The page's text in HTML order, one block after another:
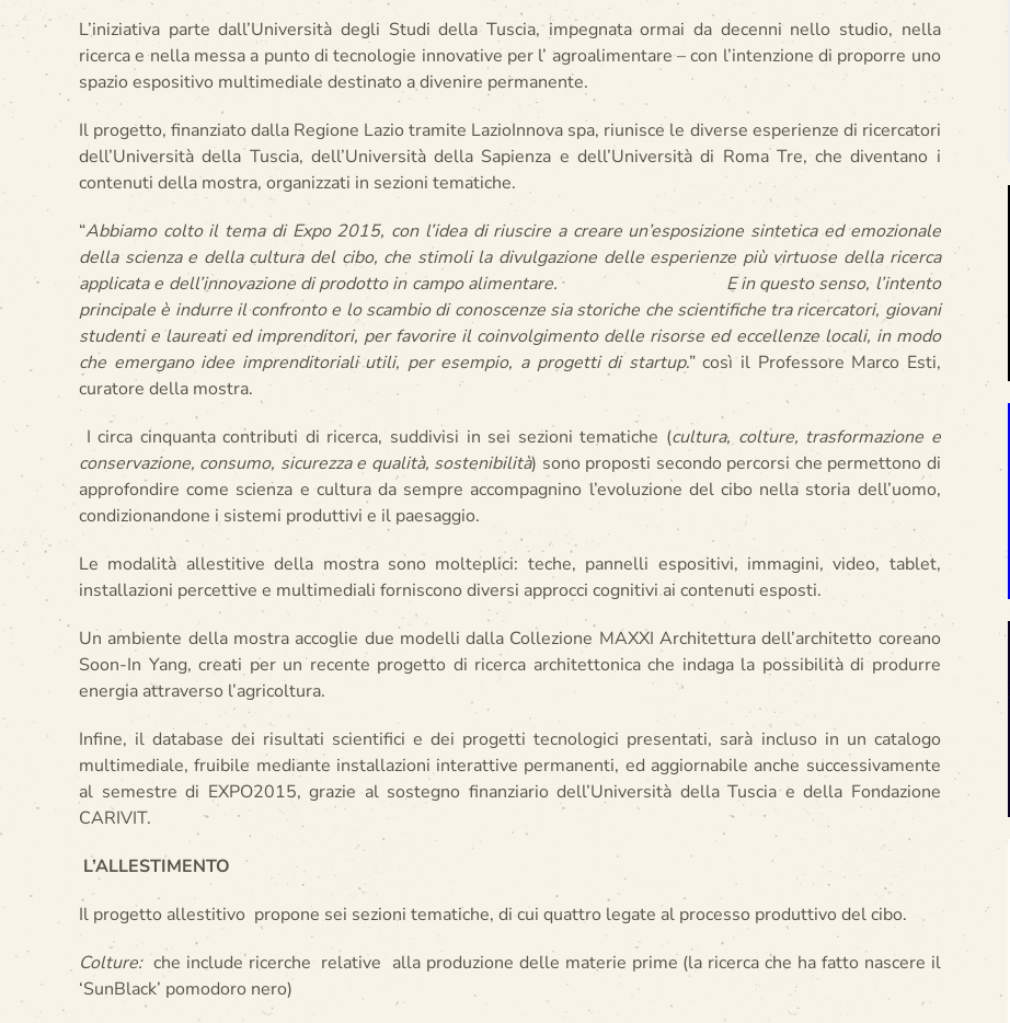
L’iniziativa parte dall’Università degli Studi della Tuscia, impegnata ormai da decenni nello studio, nella
ricerca e nella messa a punto di tecnologie innovative per l’ agroalimentare – con l’intenzione di proporre uno
spazio espositivo multimediale destinato a divenire permanente.
Il progetto, finanziato dalla Regione Lazio tramite LazioInnova spa, riunisce le diverse esperienze di ricercatori
dell’Università della Tuscia, dell’Università della Sapienza e dell’Università di Roma Tre, che diventano i
contenuti della mostra, organizzati in sezioni tematiche.
“Abbiamo colto il tema di Expo 2015, con l’idea di riuscire a creare un’esposizione sintetica ed emozionale
della scienza e della cultura del cibo, che stimoli la divulgazione delle esperienze più virtuose della ricerca
applicata e dell’innovazione di prodotto in campo alimentare. E in questo senso, l’intento
principale è indurre il confronto e lo scambio di conoscenze sia storiche che scientifiche tra ricercatori, giovani
studenti e laureati ed imprenditori, per favorire il coinvolgimento delle risorse ed eccellenze locali, in modo
che emergano idee imprenditoriali utili, per esempio, a progetti di startup.” così il Professore Marco Esti,
curatore della mostra.
I circa cinquanta contributi di ricerca, suddivisi in sei sezioni tematiche (cultura, colture, trasformazione e
conservazione, consumo, sicurezza e qualità, sostenibilità) sono proposti secondo percorsi che permettono di
approfondire come scienza e cultura da sempre accompagnino l’evoluzione del cibo nella storia dell’uomo,
condizionandone i sistemi produttivi e il paesaggio.
Le modalità allestitive della mostra sono molteplici: teche, pannelli espositivi, immagini, video, tablet,
installazioni percettive e multimediali forniscono diversi approcci cognitivi ai contenuti esposti.
Un ambiente della mostra accoglie due modelli dalla Collezione MAXXI Architettura dell’architetto coreano
Soon-In Yang, creati per un recente progetto di ricerca architettonica che indaga la possibilità di produrre
energia attraverso l’agricoltura.
Infine, il database dei risultati scientifici e dei progetti tecnologici presentati, sarà incluso in un catalogo
multimediale, fruibile mediante installazioni interattive permanenti, ed aggiornabile anche successivamente
al semestre di EXPO2015, grazie al sostegno finanziario dell’Università della Tuscia e della Fondazione
CARIVIT.
L’ALLESTIMENTO
Il progetto allestitivo propone sei sezioni tematiche, di cui quattro legate al processo produttivo del cibo.
Colture:che include ricerche relative alla produzione delle materie prime (la ricerca che ha fatto nascere il
‘SunBlack’ pomodoro nero)